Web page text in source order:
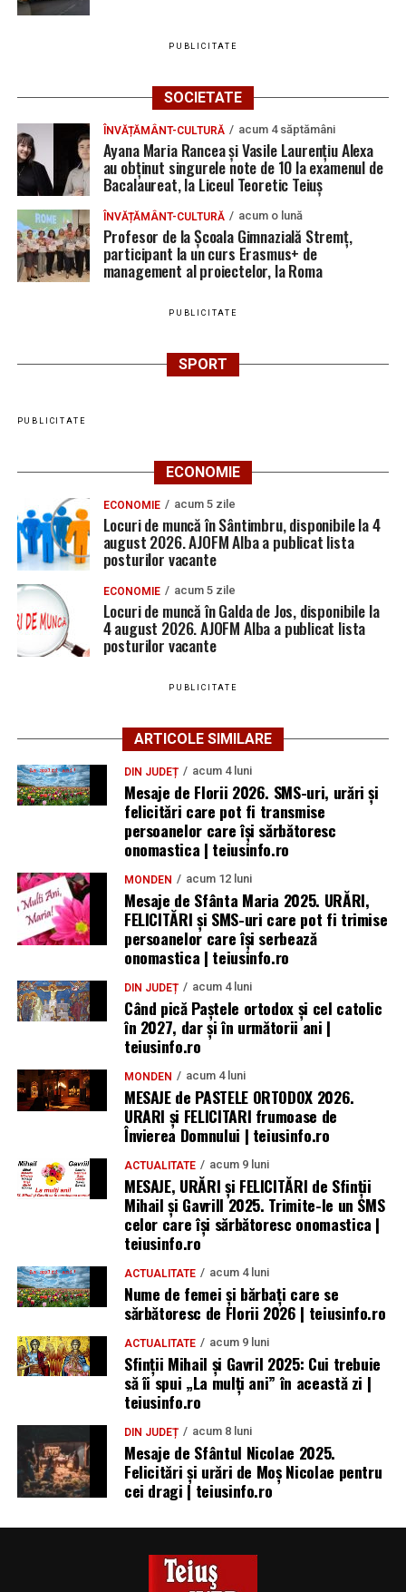
PUBLICITATE
SOCIETATE
ÎNVĂȚĂMÂNT-CULTURĂ acum 4 săptămâni
Ayana Maria Rancea și Vasile Laurențiu Alexa
au obținut singurele note de 10 la examenul de
Bacalaureat, la Liceul Teoretic Teiuș
ÎNVĂȚĂMÂNT-CULTURĂ acum o lună
Profesor de la Școala Gimnazială Stremț,
participant la un curs Erasmus+ de
management al proiectelor, la Roma
PUBLICITATE
SPORT
PUBLICITATE
ECONOMIE
ECONOMIE acum 5 zile
Locuri de muncă în Sântimbru, disponibile la 4
august 2026. AJOFM Alba a publicat lista
posturilor vacante
ECONOMIE acum 5 zile
Locuri de muncă în Galda de Jos, disponibile la
4 august 2026. AJOFM Alba a publicat lista
posturilor vacante
PUBLICITATE
ARTICOLE SIMILARE
DIN JUDEȚ acum 4 luni
Mesaje de Florii 2026. SMS-uri, urări și
felicitări care pot fi transmise
persoanelor care îşi sărbătoresc
onomastica | teiusinfo.ro
MONDEN acum 12 luni
Mesaje de Sfânta Maria 2025. URĂRI,
FELICITĂRI și SMS-uri care pot fi trimise
persoanelor care își serbează
onomastica | teiusinfo.ro
DIN JUDEȚ acum 4 luni
Când pică Paștele ortodox și cel catolic
în 2027, dar și în următorii ani |
teiusinfo.ro
MONDEN acum 4 luni
MESAJE de PASTELE ORTODOX 2026.
URARI și FELICITARI frumoase de
Învierea Domnului | teiusinfo.ro
ACTUALITATE acum 9 luni
MESAJE, URĂRI și FELICITĂRI de Sfinții
Mihail și Gavrill 2025. Trimite-le un SMS
celor care își sărbătoresc onomastica |
teiusinfo.ro
ACTUALITATE acum 4 luni
Nume de femei și bărbați care se
sărbătoresc de Florii 2026 | teiusinfo.ro
ACTUALITATE acum 9 luni
Sfinții Mihail și Gavril 2025: Cui trebuie
să îi spui „La mulţi ani” în această zi |
teiusinfo.ro
DIN JUDEȚ acum 8 luni
Mesaje de Sfântul Nicolae 2025.
Felicitări și urări de Moș Nicolae pentru
cei dragi | teiusinfo.ro